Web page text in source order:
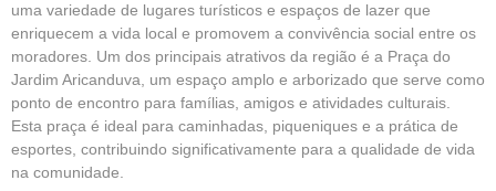
uma variedade de lugares turísticos e espaços de lazer que
enriquecem a vida local e promovem a convivência social entre os
moradores. Um dos principais atrativos da região é a Praça do
Jardim Aricanduva, um espaço amplo e arborizado que serve como
ponto de encontro para famílias, amigos e atividades culturais.
Esta praça é ideal para caminhadas, piqueniques e a prática de
esportes, contribuindo significativamente para a qualidade de vida
na comunidade.